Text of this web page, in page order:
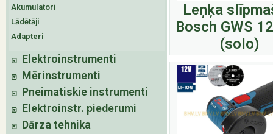
Akumulatori
Lādētāji
Adapteri
Elektroinstrumenti
Mērinstrumenti
Pneimatiskie instrumenti
Elektroinstr. piederumi
Dārza tehnika
Leņķa
Bosch GWS
(solo)